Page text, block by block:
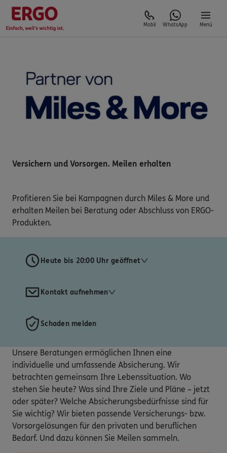
Mobil WhatsApp Menü
Versichern und Vorsorgen. Meilen erhalten
Profitieren Sie bei Kampagnen durch Miles & More und
erhalten Meilen bei Beratung oder Abschluss von ERGO-
Produkten.
Heute bis 20:00 Uhr geöffnet
Kontakt aufnehmen
Schaden melden
Unsere Beratungen ermöglichen Ihnen eine
individuelle und umfassende Absicherung. Wir
betrachten gemeinsam Ihre Lebenssituation. Wo
stehen Sie heute? Was sind Ihre Ziele und Pläne – jetzt
oder später? Welche Absicherungsbedürfnisse sind für
Sie wichtig? Wir bieten passende Versicherungs- bzw.
Vorsorgelösungen für den privaten und beruflichen
Bedarf. Und dazu können Sie Meilen sammeln.